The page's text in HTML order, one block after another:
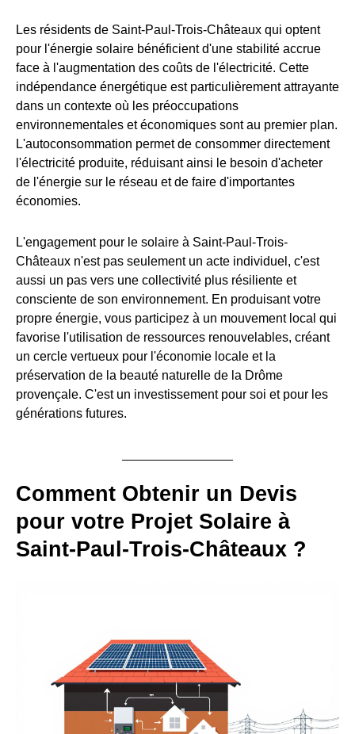
Les résidents de Saint-Paul-Trois-Châteaux qui optent
pour l'énergie solaire bénéficient d'une stabilité accrue
face à l'augmentation des coûts de l'électricité. Cette
indépendance énergétique est particulièrement attrayante
dans un contexte où les préoccupations
environnementales et économiques sont au premier plan.
L'autoconsommation permet de consommer directement
l'électricité produite, réduisant ainsi le besoin d'acheter
de l'énergie sur le réseau et de faire d'importantes
économies.
L'engagement pour le solaire à Saint-Paul-Trois-
Châteaux n'est pas seulement un acte individuel, c'est
aussi un pas vers une collectivité plus résiliente et
consciente de son environnement. En produisant votre
propre énergie, vous participez à un mouvement local qui
favorise l'utilisation de ressources renouvelables, créant
un cercle vertueux pour l'économie locale et la
préservation de la beauté naturelle de la Drôme
provençale. C'est un investissement pour soi et pour les
générations futures.
Comment Obtenir un Devis
pour votre Projet Solaire à
Saint-Paul-Trois-Châteaux ?